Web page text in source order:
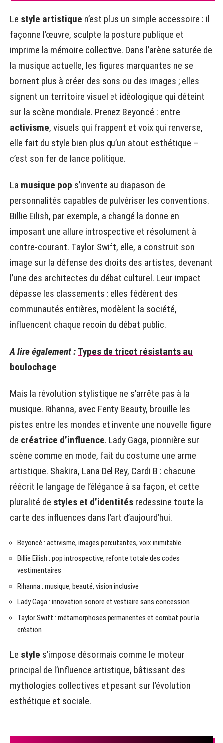
Le style artistique n’est plus un simple accessoire : il
façonne l’œuvre, sculpte la posture publique et
imprime la mémoire collective. Dans l’arène saturée de
la musique actuelle, les figures marquantes ne se
bornent plus à créer des sons ou des images ; elles
signent un territoire visuel et idéologique qui déteint
sur la scène mondiale. Prenez Beyoncé : entre
activisme, visuels qui frappent et voix qui renverse,
elle fait du style bien plus qu’un atout esthétique –
c’est son fer de lance politique.
La musique pop s’invente au diapason de
personnalités capables de pulvériser les conventions.
Billie Eilish, par exemple, a changé la donne en
imposant une allure introspective et résolument à
contre-courant. Taylor Swift, elle, a construit son
image sur la défense des droits des artistes, devenant
l’une des architectes du débat culturel. Leur impact
dépasse les classements : elles fédèrent des
communautés entières, modèlent la société,
influencent chaque recoin du débat public.
A lire également : Types de tricot résistants au
boulochage
Mais la révolution stylistique ne s’arrête pas à la
musique. Rihanna, avec Fenty Beauty, brouille les
pistes entre les mondes et invente une nouvelle figure
de créatrice d’influence. Lady Gaga, pionnière sur
scène comme en mode, fait du costume une arme
artistique. Shakira, Lana Del Rey, Cardi B : chacune
réécrit le langage de l’élégance à sa façon, et cette
pluralité de styles et d’identités redessine toute la
carte des influences dans l’art d’aujourd’hui.
Beyoncé : activisme, images percutantes, voix inimitable
Billie Eilish : pop introspective, refonte totale des codes
vestimentaires
Rihanna : musique, beauté, vision inclusive
Lady Gaga : innovation sonore et vestiaire sans concession
Taylor Swift : métamorphoses permanentes et combat pour la
création
Le style s’impose désormais comme le moteur
principal de l’influence artistique, bâtissant des
mythologies collectives et pesant sur l’évolution
esthétique et sociale.